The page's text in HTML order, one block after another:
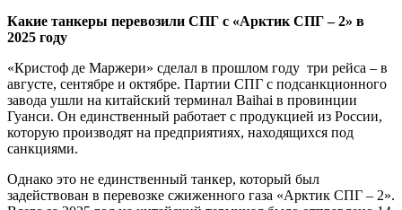
Какие танкеры перевозили СПГ с «Арктик СПГ – 2» в
2025 году
«Кристоф де Маржери» сделал в прошлом году три рейса – в
августе, сентябре и октябре. Партии СПГ с подсанкционного
завода ушли на китайский терминал Baihai в провинции
Гуанси. Он единственный работает с продукцией из России,
которую производят на предприятиях, находящихся под
санкциями.
Однако это не единственный танкер, который был
задействован в перевозке сжиженного газа «Арктик СПГ – 2».